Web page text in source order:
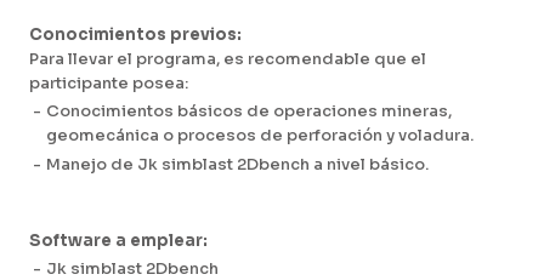
Conocimientos previos:
Para llevar el programa, es recomendable que el
participante posea:
- Conocimientos básicos de operaciones mineras,
geomecánica o procesos de perforación y voladura.
- Manejo de Jk simblast 2Dbench a nivel básico.
Software a emplear:
- Jk simblast 2Dbench